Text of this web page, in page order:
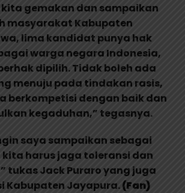
kita gemakan dan sampaikan
masyarakat Kabupaten
lima kandidat punya hak
warga negara Indonesia,
dipilih. Tidak boleh ada
menuju pada tindakan rasis,
berkompetisi dengan baik dan
kegaduhan,” tegasnya.
saya sampaikan sebagai
kita harus jaga toleransi dan
tukas Jack Puraro yang juga
Kabupaten Jayapura.(Fan)